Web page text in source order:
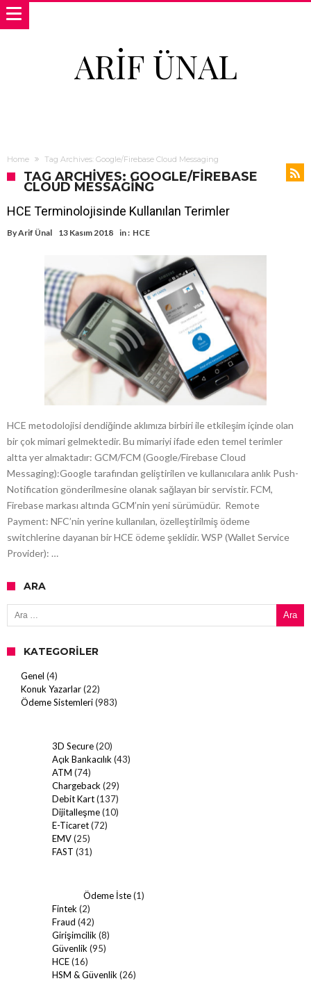
ARIF ÜNAL
Home Tag Archives: Google/Firebase Cloud Messaging
TAG ARCHIVES: GOOGLE/FIREBASE
CLOUD MESSAGING
HCE Terminolojisinde Kullanılan Terimler
ByArif Ünal 13 Kasım 2018 in : HCE
HCE metodolojisi dendiğinde aklımıza birbiri ile etkileşim içinde olan
bir çok mimari gelmektedir. Bu mimariyi ifade eden temel terimler
altta yer almaktadır: GCM/FCM (Google/Firebase Cloud
Messaging):Google tarafından geliştirilen ve kullanıcılara anlık Push-
Notification gönderilmesine olanak sağlayan bir servistir. FCM,
Firebase markası altında GCM’nin yeni sürümüdür. Remote
Payment: NFC’nin yerine kullanılan, özelleştirilmiş ödeme
switchlerine dayanan bir HCE ödeme şeklidir. WSP (Wallet Service
Provider): …
ARA
Arama:
KATEGORILER
Genel (4)
Konuk Yazarlar(22)
Ödeme Sistemleri(983)
3D Secure(20)
Açık Bankacılık (43)
ATM (74)
Chargeback (29)
Debit Kart(137)
Dijitalleşme(10)
E-Ticaret(72)
EMV(25)
FAST (31)
Ödeme İste(1)
Fintek (2)
Fraud (42)
Girişimcilik (8)
Güvenlik (95)
HCE(16)
HSM & Güvenlik (26)